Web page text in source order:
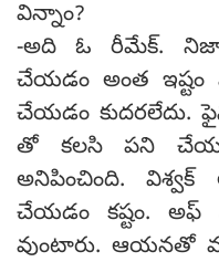
విన్నాం?
-అది ఓ రీమేక్.
చేయడం అంత ఇష్టం
చేయడం కుదరలేదు.
తో కలసి పని
అనిపించింది.
చేయడం కష్టం.
వుంటారు.